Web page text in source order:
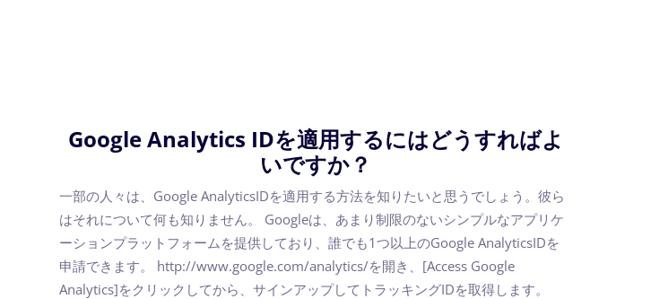
Google Analytics IDを適用するにはどうすればよ
いですか？
一部の人々は、Google AnalyticsIDを適用する方法を知りたいと思うでしょう。彼ら
はそれについて何も知りません。 Googleは、あまり制限のないシンプルなアプリケ
ーションプラットフォームを提供しており、誰でも1つ以上のGoogle AnalyticsIDを
申請できます。 http://www.google.com/analytics/を開き、[Access Google
Analytics]をクリックしてから、サインアップしてトラッキングIDを取得します。